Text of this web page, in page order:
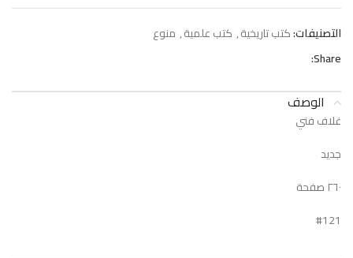
التصنيفات:كتب تاريخية, كتب علمية, منوع
Share:
الوصف
غلاف فني
جديد
٢٦٠ صفحة
#121